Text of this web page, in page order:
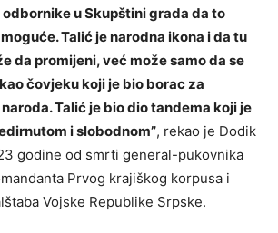
u Skupštini grada da to
Talić je narodna ikona i da tu
da promijeni, već može samo da se
čovjeku koji je bio borac za
Talić je bio dio tandema koji je
i slobodnom”, rekao je Dodik
godine od smrti general-pukovnika
Prvog krajiškog korpusa i
Vojske Republike Srpske.